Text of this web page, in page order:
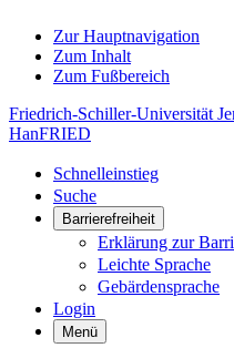
Zur Hauptnavigation
Zum Inhalt
Zum Fußbereich
Friedrich-Schiller-Universität
HanFRIED
Schnelleinstieg
Suche
Barrierefreiheit
Erklärung zur
Leichte Sprache
Gebärdensprache
Login
Menü